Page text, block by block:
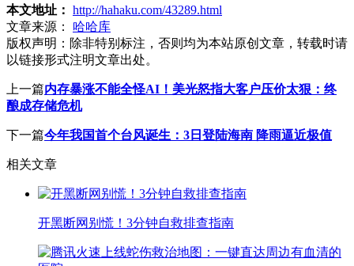
本文地址： http://hahaku.com/43289.html
文章来源：
哈哈库
版权声明： 除非特别标注，否则均为本站原创文章，转载时请
以链接形式注明文章出处。
上一篇内存暴涨不能全怪AI！美光怒指大客户压价太狠：终
酿成存储危机
下一篇今年我国首个台风诞生：3日登陆海南 降雨逼近极值
相关文章
开黑断网别慌！3分钟自救排查指南